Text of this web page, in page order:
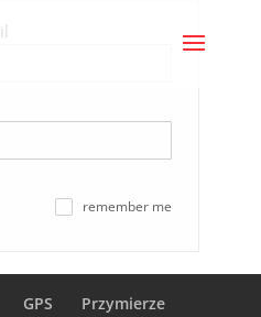
remember me
GPS
Przymierze